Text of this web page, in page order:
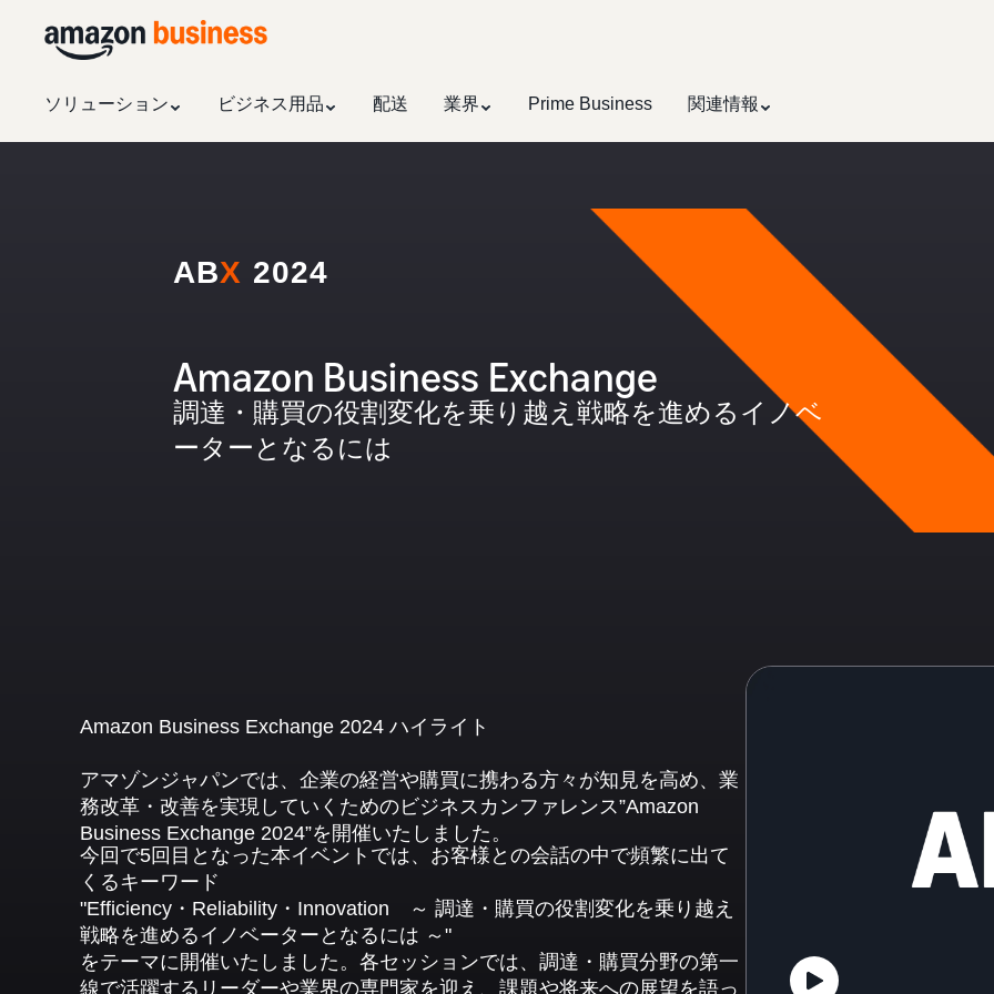
ソリューション ビジネス用品 配送 業界 Prime Business 関連情報
ABX 2024
Amazon Business Exchange
調達・購買の役割変化を乗り越え戦略を進めるイノベ
ーターとなるには
Amazon Business Exchange 2024 ハイライト
アマゾンジャパンでは、企業の経営や購買に携わる方々が知見を高め、業
務改革・改善を実現していくためのビジネスカンファレンス”Amazon
Business Exchange 2024”を開催いたしました。
今回で5回目となった本イベントでは、お客様との会話の中で頻繁に出て
くるキーワード
"Efficiency・Reliability・Innovation ～ 調達・購買の役割変化を乗り越え
戦略を進めるイノベーターとなるには ～"
をテーマに開催いたしました。各セッションでは、調達・購買分野の第一
線で活躍するリーダーや業界の専門家を迎え、課題や将来への展望を語っ